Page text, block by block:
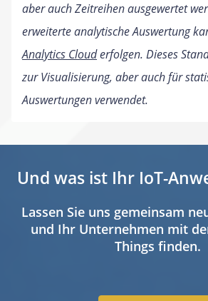
aber auch Zeitreihen ausgewertet
erweiterte analytische Auswertung
Analytics Clouderfolgen. Dieses
zur Visualisierung, aber auch für
Auswertungen verwendet.
Und was ist Ihr IoT-
Lassen Sie uns gemeinsam
und Ihr Unternehmen mit
Things finden.